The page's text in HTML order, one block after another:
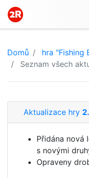
Domů
hra "Fishing
Seznam všech
Aktualizace hry
Přidána nová
s novými
Opraveny